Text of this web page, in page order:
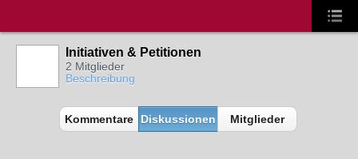
Initiativen & Petitionen
2 Mitglieder
Beschreibung
Kommentare Diskussionen Mitglieder